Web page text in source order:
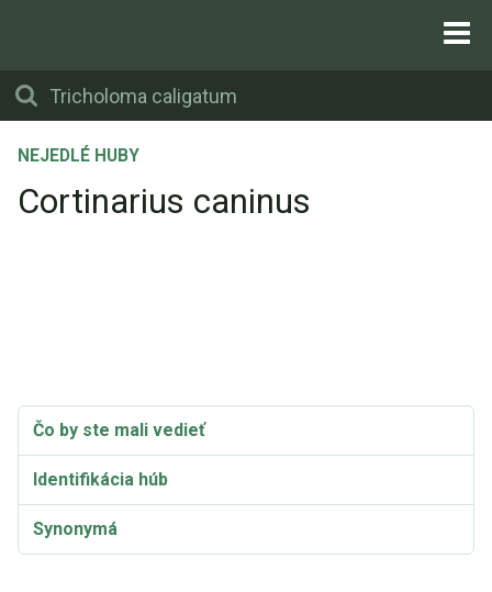
NEJEDLÉ HUBY
Cortinarius caninus
Čo by ste mali vedieť
Identifikácia húb
Synonymá